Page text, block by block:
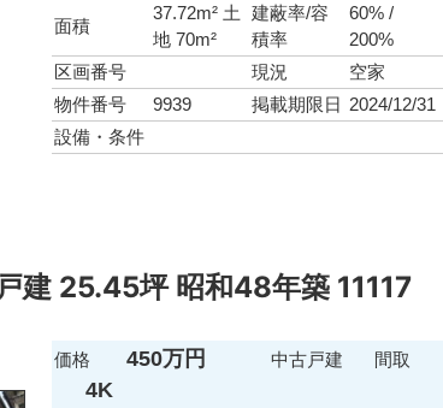
面積
37.72m² 土
地 70m²
建蔽率/容
積率
60% /
200%
区画番号
現況
空家
物件番号
9939 掲載期限日 2024/12/31
設備・条件
建 25.45坪 昭和48年築 11117
価格 450万円 中古戸建 間取
4K